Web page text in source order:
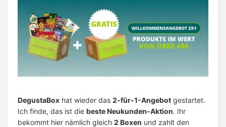
DegustaBox hat wieder das 2-für-1-Angebot gestartet.
Ich finde, das ist die beste Neukunden-Aktion. Ihr
bekommt hier nämlich gleich 2 Boxen und zahlt den